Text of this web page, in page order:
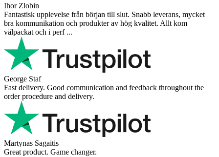
Ihor Zlobin
Fantastisk upplevelse från början till slut. Snabb leverans, mycket
bra kommunikation och produkter av hög kvalitet. Allt kom
välpackat och i perf ...
George Staf
Fast delivery. Good communication and feedback throughout the
order procedure and delivery.
Martynas Sagaitis
Great product. Game changer.